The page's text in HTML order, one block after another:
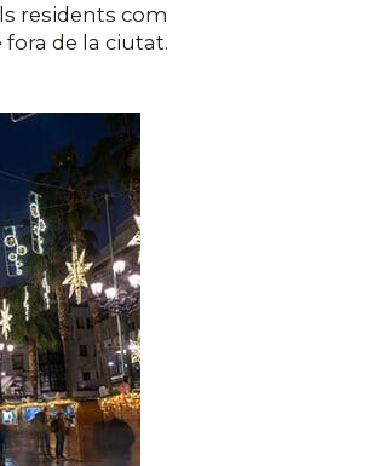
residents com
de la ciutat.